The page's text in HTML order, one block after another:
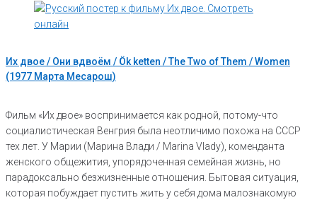
Их двое / Они вдвоём / Ök ketten / The Two of Them / Women
(1977 Марта Месарош)
Фильм «Их двое» воспринимается как родной, потому-что
социалистическая Венгрия была неотличимо похожа на СССР
тех лет. У Марии (Марина Влади / Marina Vlady), коменданта
женского общежития, упорядоченная семейная жизнь, но
парадоксально безжизненные отношения. Бытовая ситуация,
которая побуждает пустить жить у себя дома малознакомую